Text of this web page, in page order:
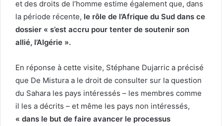
et des droits de l’homme estime également que, dans
la période récente, le rôle de l’Afrique du Sud dans ce
dossier « s’est accru pour tenter de soutenir son
allié, l’Algérie ».
En réponse à cette visite, Stéphane Dujarric a précisé
que De Mistura a le droit de consulter sur la question
du Sahara les pays intéressés – les membres comme
il les a décrits – et même les pays non intéressés,
« dans le but de faire avancer le processus